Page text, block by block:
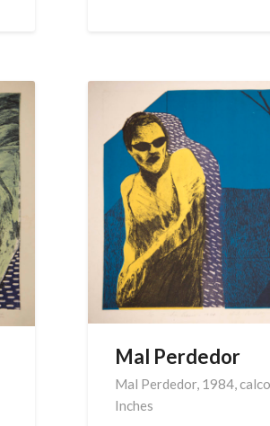
Mal Perdedor
Mal Perdedor, 1984,
Inches